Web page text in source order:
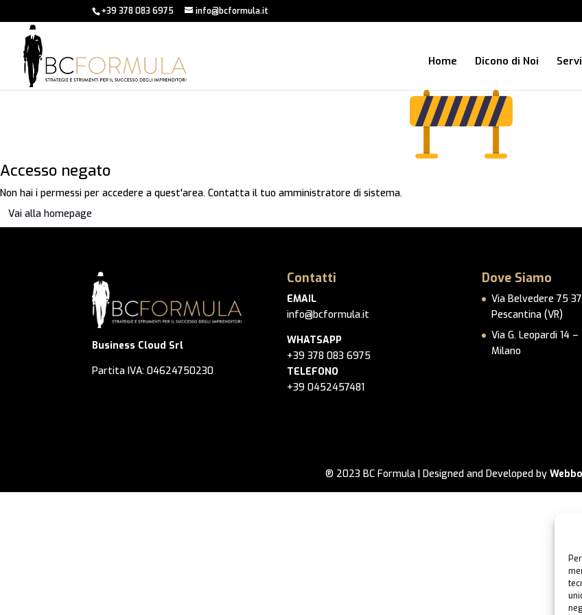
+39 378 083 6975 info@bcformula.it
Home Dicono di Noi
Accesso negato
Non hai i permessi per accedere a quest'area. Contatta il tuo amministratore di sistema.
Vai alla homepage
Business Cloud Srl
Partita IVA: 04624750230
Contatti
EMAIL
info@bcformula.it
WHATSAPP
+39 378 083 6975
TELEFONO
+39 0452457481
Dove Siamo
Via Belvedere 75
Pescantina (VR)
Via G. Leopardi 14
Milano
® 2023 BC Formula | Designed and Developed by